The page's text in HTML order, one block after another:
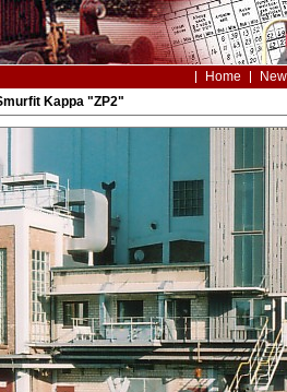
Home
Kappa "ZP2"